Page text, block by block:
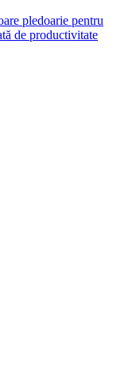
pledoarie pentru
de productivitate